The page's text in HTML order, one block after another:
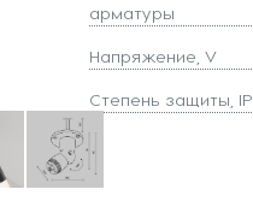
арматуры
Напряжение, V
Степень защиты, IP